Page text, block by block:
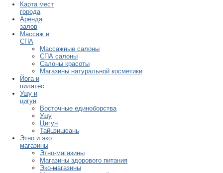
Карта мест
города
Аренда
залов
Массаж и
СПА
Массажные салоны
СПА салоны
Салоны красоты
Магазины натуральной косметики
Йога и
пилатес
Ушу и
цигун
Восточные единоборства
Ушу
Цигун
Тайцзицюань
Этно и эко
магазины
Этно-магазины
Магазины здорового питания
Эко-магазины